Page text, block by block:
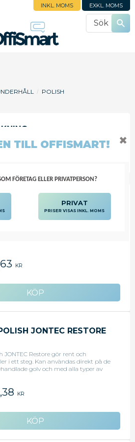
INKL. MOMS EXKL. MOMS
POLISH
GIPECO TIMANTI 5L
KR
JONTEC RESTORE
JONTEC Restore gör rent och
i ett steg. Kan användas direkt på de
golv och med alla typer av
och obehandlade golv. Kan användas
och högvarvsmaskin (165 - 1200 rpm).
läggs antingen som koncentrat
Perfekt sammansättning av
av hög kvalitet samt vaxer och effektiva
KR
TILL OFFISMART!
FÖRETAG ELLER PRIVATPERSON?
PRIVAT
PRISER VISAS INKL. MOMS
✖